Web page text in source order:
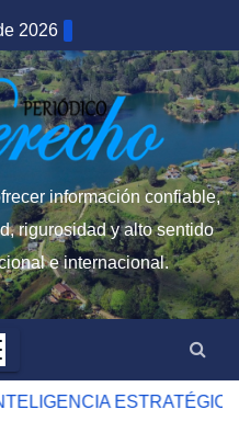
2026
información confiable,
rigurosidad y alto sentido
e internacional.
DE VACACIONES